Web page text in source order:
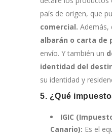
país de origen, que
comercial. Además,
albarán o carta de
envío. Y también un
identidad del
su identidad y
5. ¿Qué
IGIC
Canario): Es el